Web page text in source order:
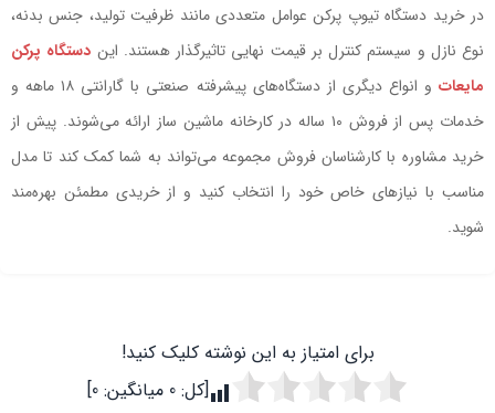
در خرید دستگاه تیوپ پرکن عوامل متعددی مانند ظرفیت تولید، جنس بدنه،
نوع نازل و سیستم کنترل بر قیمت نهایی تاثیرگذار هستند. این دستگاه‌ پرکن
مایعات
و انواع دیگری از دستگاه‌های پیشرفته صنعتی با گارانتی ۱۸ ماهه و
خدمات پس از فروش ۱۰ ساله در کارخانه ماشین ساز ارائه می‌شوند. پیش از
خرید مشاوره با کارشناسان فروش مجموعه می‌تواند به شما کمک کند تا مدل
مناسب با نیازهای خاص خود را انتخاب کنید و از خریدی مطمئن بهره‌مند
شوید.
برای امتیاز به این نوشته کلیک کنید!
[کل: 0 میانگین: 0
]